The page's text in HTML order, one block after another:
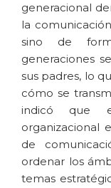
generacional
la
sino de
generaciones
sus padres, lo
cómo se
indicó que
organizacional
de
ordenar los
temas